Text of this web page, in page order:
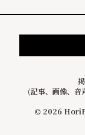
(記事、画像、音
© 2026